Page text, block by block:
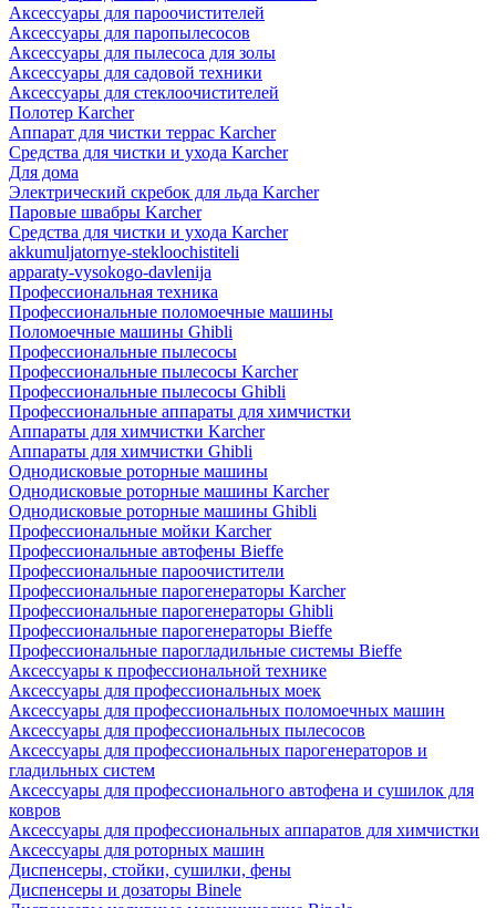
Аксессуары для пароочистителей
Аксессуары для паропылесосов
Аксессуары для пылесоса для золы
Аксессуары для садовой техники
Аксессуары для стеклоочистителей
Полотер Karcher
Аппарат для чистки террас Karcher
Средства для чистки и ухода Karcher
Для дома
Электрический скребок для льда Karcher
Паровые швабры Karcher
Средства для чистки и ухода Karcher
akkumuljatornye-stekloochistiteli
apparaty-vysokogo-davlenija
Профессиональная техника
Профессиональные поломоечные машины
Поломоечные машины Ghibli
Профессиональные пылесосы
Профессиональные пылесосы Karcher
Профессиональные пылесосы Ghibli
Профессиональные аппараты для химчистки
Аппараты для химчистки Karcher
Аппараты для химчистки Ghibli
Однодисковые роторные машины
Однодисковые роторные машины Karcher
Однодисковые роторные машины Ghibli
Профессиональные мойки Karcher
Профессиональные автофены Bieffe
Профессиональные пароочистители
Профессиональные парогенераторы Karcher
Профессиональные парогенераторы Ghibli
Профессиональные парогенераторы Bieffe
Профессиональные парогладильные системы Bieffe
Аксессуары к профессиональной технике
Аксессуары для профессиональных моек
Аксессуары для профессиональных поломоечных машин
Аксессуары для профессиональных пылесосов
Аксессуары для профессиональных парогенераторов и
гладильных систем
Аксессуары для профессионального автофена и сушилок для
ковров
Аксессуары для профессиональных аппаратов для химчистки
Аксессуары для роторных машин
Диспенсеры, стойки, сушилки, фены
Диспенсеры и дозаторы Binele